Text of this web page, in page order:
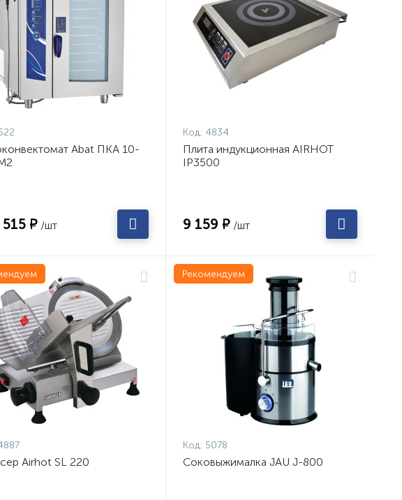
Abat ПКА 10-
₽ /шт
Код: 4834
Плита индукционная AIRHOT
IP3500
9 159 ₽ /шт
Airhot SL 220
Рекомендуем
Код: 5078
Соковыжималка JAU J-800